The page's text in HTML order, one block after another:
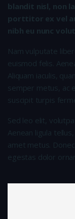
blandit nisl, non
porttitor ex vel
nibh eu nunc
Nam vulputate
euismod felis.
Aliquam iaculis,
semper metus, ac
suscipit turpis
Sed leo elit,
Aenean ligula
amet metus.
egestas dolor